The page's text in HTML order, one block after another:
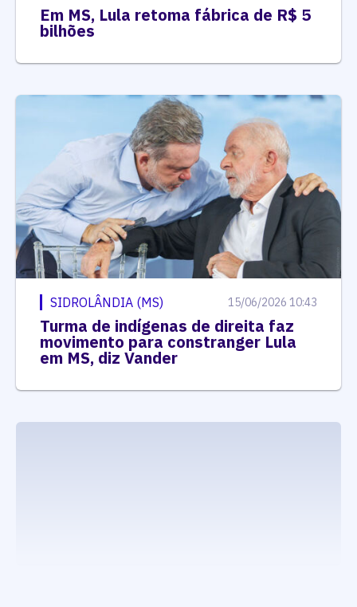
Em MS, Lula retoma fábrica de R$ 5
bilhões
SIDROLÂNDIA (MS) 15/06/2026 10:43
Turma de indígenas de direita faz
movimento para constranger Lula
em MS, diz Vander